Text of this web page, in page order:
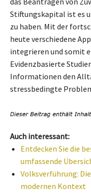
Stiftungskapital ist es
zu haben. Mit der
heute verschiedene
integrieren und somit
Evidenzbasierte
Informationen den
stressbedingte
Auch interessant:
Entdecken Sie die
umfassende
Volksverführung:
modernen Kontext